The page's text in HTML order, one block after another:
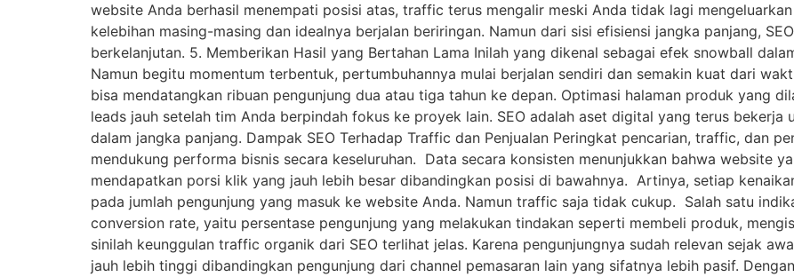
website Anda berhasil menempati posisi atas, traffic terus mengalir meski Anda tidak lagi
kelebihan masing-masing dan idealnya berjalan beriringan. Namun dari sisi efisiensi jangka panjang,
berkelanjutan. 5. Memberikan Hasil yang Bertahan Lama Inilah yang dikenal sebagai efek snowball
Namun begitu momentum terbentuk, pertumbuhannya mulai berjalan sendiri dan semakin kuat dari
bisa mendatangkan ribuan pengunjung dua atau tiga tahun ke depan. Optimasi halaman produk yang
leads jauh setelah tim Anda berpindah fokus ke proyek lain. SEO adalah aset digital yang terus bekerja
dalam jangka panjang. Dampak SEO Terhadap Traffic dan Penjualan Peringkat pencarian, traffic, dan
mendukung performa bisnis secara keseluruhan. Data secara konsisten menunjukkan bahwa website
mendapatkan porsi klik yang jauh lebih besar dibandingkan posisi di bawahnya. Artinya, setiap
pada jumlah pengunjung yang masuk ke website Anda. Namun traffic saja tidak cukup. Salah satu
conversion rate, yaitu persentase pengunjung yang melakukan tindakan seperti membeli produk,
sinilah keunggulan traffic organik dari SEO terlihat jelas. Karena pengunjungnya sudah relevan sejak
jauh lebih tinggi dibandingkan pengunjung dari channel pemasaran lain yang sifatnya lebih pasif.